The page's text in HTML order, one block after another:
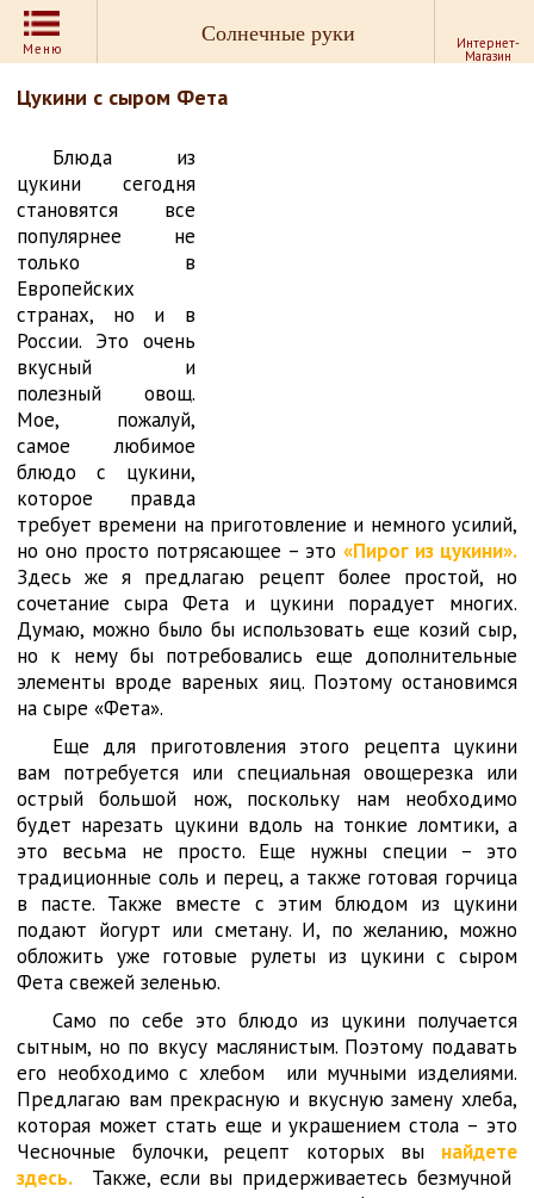
Меню
Солнечные руки Интернет-
Магазин
Цукини с сыром Фета
Блюда из
цукини сегодня
становятся все
популярнее не
только в
Европейских
странах, но и в
России. Это очень
вкусный и
полезный овощ.
Мое, пожалуй,
самое любимое
блюдо с цукини,
которое правда
требует времени на приготовление и немного усилий,
но оно просто потрясающее – это«Пирог из цукини».
Здесь же я предлагаю рецепт более простой, но
сочетание сыра Фета и цукини порадует многих.
Думаю, можно было бы использовать еще козий сыр,
но к нему бы потребовались еще дополнительные
элементы вроде вареных яиц. Поэтому остановимся
на сыре «Фета».
Еще для приготовления этого рецепта цукини
вам потребуется или специальная овощерезка или
острый большой нож, поскольку нам необходимо
будет нарезать цукини вдоль на тонкие ломтики, а
это весьма не просто. Еще нужны специи – это
традиционные соль и перец, а также готовая горчица
в пасте. Также вместе с этим блюдом из цукини
подают йогурт или сметану. И, по желанию, можно
обложить уже готовые рулеты из цукини с сыром
Фета свежей зеленью.
Само по себе это блюдо из цукини получается
сытным, но по вкусу маслянистым. Поэтому подавать
его необходимо с хлебом или мучными изделиями.
Предлагаю вам прекрасную и вкусную замену хлеба,
которая может стать еще и украшением стола – это
Чесночные булочки, рецепт которых вы найдете
здесь. Также, если вы придерживаетесь безмучной